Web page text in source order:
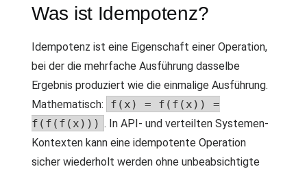
Was ist Idempotenz?
Idempotenz ist eine Eigenschaft einer Operation,
bei der die mehrfache Ausführung dasselbe
Ergebnis produziert wie die einmalige Ausführung.
Mathematisch:
f(x) = f(f(x)) =
f(f(f(x))) . In API- und verteilten Systemen-
Kontexten kann eine idempotente Operation
sicher wiederholt werden ohne unbeabsichtigte